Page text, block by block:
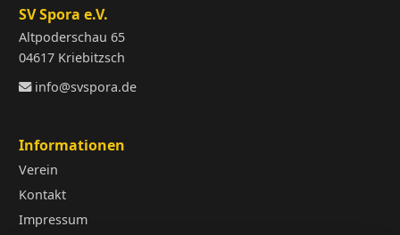
SV Spora e.V.
Altpoderschau 65
04617 Kriebitzsch
info@svspora.de
Informationen
Verein
Kontakt
Impressum